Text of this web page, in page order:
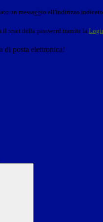
un messaggio all'indirizzo
il reset della password tramite la
di posta elettronica!